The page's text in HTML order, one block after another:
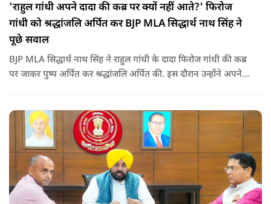
'राहुल गांधी अपने दादा की कब्र पर क्यों नहीं आते?' फिरोज
गांधी को श्रद्धांजलि अर्पित कर BJP MLA सिद्धार्थ नाथ सिंह ने
पूछे सवाल
BJP MLA सिद्धार्थ नाथ सिंह ने राहुल गांधी के दादा फिरोज गांधी की कब्र
पर जाकर पुष्प अर्पित कर श्रद्धांजलि अर्पित की. इस दौरान उन्होंने अपने
कि वह भविष्य में क्या करें.